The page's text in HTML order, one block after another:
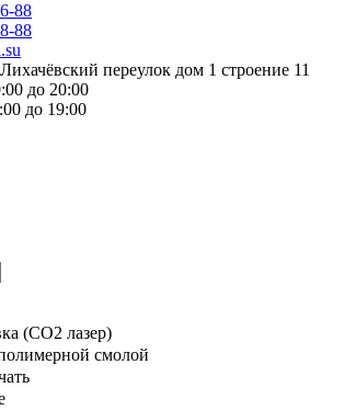
88
88
переулок дом 1 строение 11
до 20:00
до 19:00
(CO2 лазер)
смолой